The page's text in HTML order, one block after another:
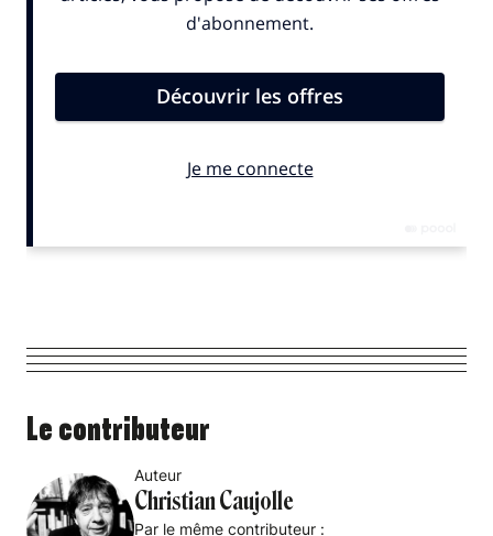
Le contributeur
Auteur
Christian Caujolle
Par le même contributeur :